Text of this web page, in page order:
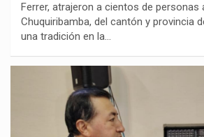
Ferrer, atrajeron a cientos de personas
Chuquiribamba, del cantón y provincia
una tradición en la…